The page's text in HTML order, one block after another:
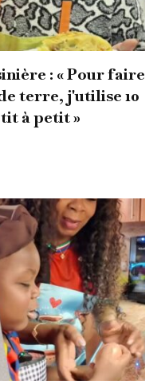
: « Pour faire
terre, j'utilise 10
à petit »